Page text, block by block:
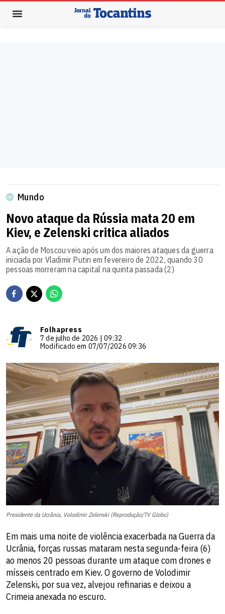
Mundo
Novo ataque da Rússia mata 20 em
Kiev, e Zelenski critica aliados
A ação de Moscou veio após um dos maiores ataques da guerra
iniciada por Vladimir Putin em fevereiro de 2022, quando 30
pessoas morreram na capital na quinta passada (2)
Folhapress
7 de julho de 2026 | 09:32
Modificado em 07/07/2026 09:36
Presidente da Ucrânia, Volodimir Zelenski (Reprodução/TV Globo)
Em mais uma noite de violência exacerbada na Guerra da
Ucrânia, forças russas mataram nesta segunda-feira (6)
ao menos 20 pessoas durante um ataque com drones e
mísseis centrado em Kiev. O governo de Volodimir
Zelenski, por sua vez, alvejou refinarias e deixou a
Crimeia anexada no escuro.